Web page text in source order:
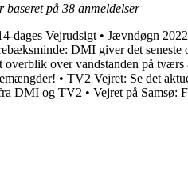
baseret på 38 anmeldelser
dages Vejrudsigt • Jævndøgn
DMI giver det seneste
overblik over vandstanden på tværs
• TV2 Vejret: Se det
fra DMI og TV2 • Vejret på Samsø: